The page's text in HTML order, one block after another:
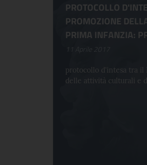
PROTOCOLLO
PROMOZIONE
PRIMA INFANZIA:
protocollo d'intesa tra il
delle attività culturali e